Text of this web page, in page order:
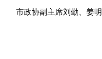
市政协副主席刘勤、姜明